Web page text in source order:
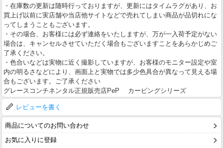
・在庫数の更新は随時行っておりますが、更新にはタイムラグがあり、お
買上げ以前に実店舗や当店他サイトなどで売れてしまい商品が品切れにな
ってしまうこともございます。
・その場合、お客様には必ず連絡をいたしますが、万が一入荷予定がない
場合は、キャンセルさせていただく場合もございますことをあらかじめご
了承ください。
・色合いなどは実物に近く撮影していますが、お客様のモニター設定や室
内の明るさなどにより、画面上と実物では多少色具合が異なって見える場
合もございます。ご了承ください
グレースコンチネンタル正規販売店PeP カービングシリーズ
レビューを書く
商品についてのお問い合わせ
お気に入りに登録